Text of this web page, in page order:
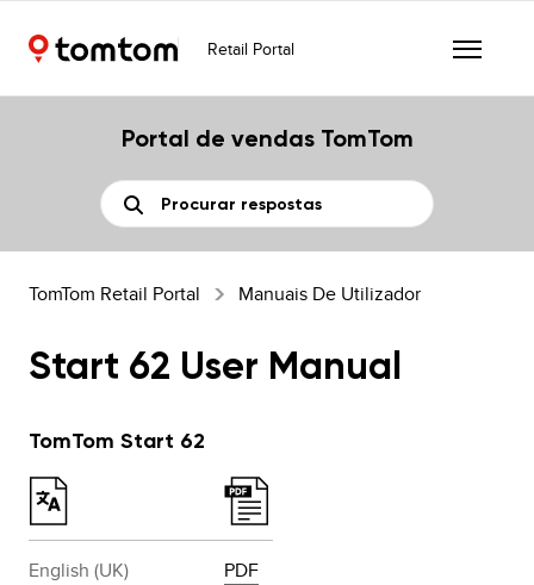
Retail Portal
Portal de vendas TomTom
TomTom Retail Portal Manuais De Utilizador
Start 62 User Manual
TomTom Start 62
English (UK) PDF